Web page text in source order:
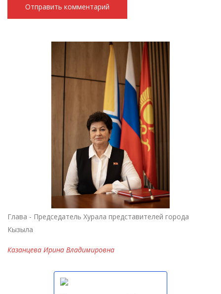
Глава - Председатель Хурала представителей города
Кызыла
Казанцева Ирина Владимировна